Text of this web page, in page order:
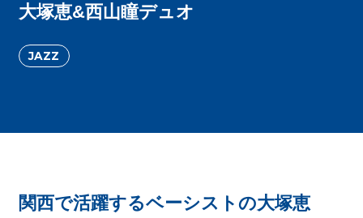
大塚恵&西山瞳デュオ
JAZZ
関西で活躍するベーシストの大塚恵